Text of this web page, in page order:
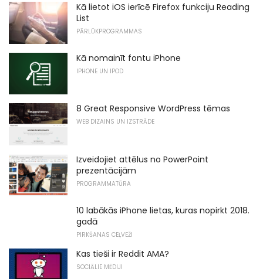
Kā lietot iOS ierīcē Firefox funkciju Reading
List
PĀRLŪKPROGRAMMAS
Kā nomainīt fontu iPhone
IPHONE UN IPOD
8 Great Responsive WordPress tēmas
WEB DIZAINS UN IZSTRĀDE
Izveidojiet attēlus no PowerPoint
prezentācijām
PROGRAMMATŪRA
10 labākās iPhone lietas, kuras nopirkt 2018.
gadā
PIRKŠANAS CEĻVEŽI
Kas tieši ir Reddit AMA?
SOCIĀLIE MĒDIJI